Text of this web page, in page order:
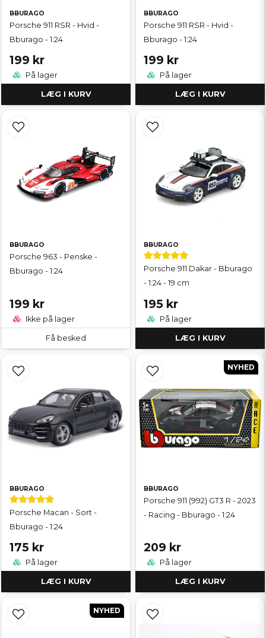
BBURAGO
Porsche 911 RSR - Hvid -
Bburago - 1:24
199 kr
På lager
LÆG I KURV
BBURAGO
Porsche 911 RSR - Hvid -
Bburago - 1:24
199 kr
På lager
LÆG I KURV
BBURAGO
Porsche 963 - Penske -
Bburago - 1:24
199 kr
Ikke på lager
Få besked
BBURAGO
Porsche 911 Dakar - Bburago
- 1:24 - 19 cm
195 kr
På lager
LÆG I KURV
BBURAGO
Porsche Macan - Sort -
Bburago - 1:24
175 kr
På lager
LÆG I KURV
BBURAGO
Porsche 911 (992) GT3 R - 2023
- Racing - Bburago - 1:24
209 kr
På lager
LÆG I KURV
NYHED
NYHED